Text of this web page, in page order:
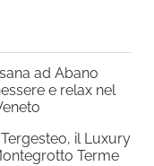
ad Abano
e relax nel
il Luxury
Terme